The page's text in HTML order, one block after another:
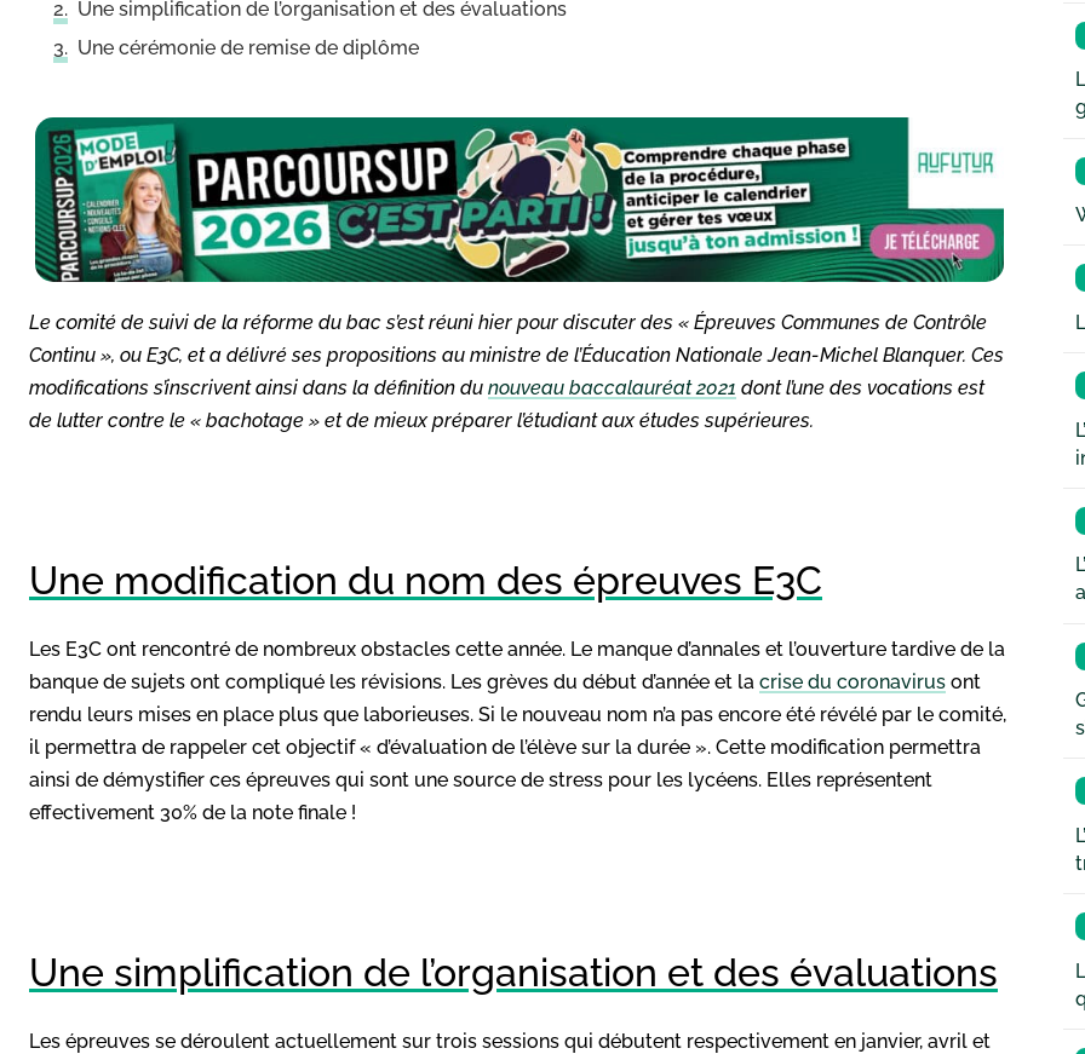
Une simplification de l’organisation et des évaluations
Une cérémonie de remise de diplôme
Le comité de suivi de la réforme du bac s’est réuni hier pour discuter des « Épreuves Communes de Contrôle
Continu », ou E3C, et a délivré ses propositions au ministre de l’Éducation Nationale Jean-Michel Blanquer. Ces
modifications s’inscrivent ainsi dans la définition du nouveau baccalauréat 2021 dont l’une des vocations est
de lutter contre le « bachotage » et de mieux préparer l’étudiant aux études supérieures.
Une modification du nom des épreuves E3C
Les E3C ont rencontré de nombreux obstacles cette année. Le manque d’annales et l’ouverture tardive de la
banque de sujets ont compliqué les révisions. Les grèves du début d’année et la crise du coronavirus ont
rendu leurs mises en place plus que laborieuses. Si le nouveau nom n’a pas encore été révélé par le comité,
il permettra de rappeler cet objectif « d’évaluation de l’élève sur la durée ». Cette modification permettra
ainsi de démystifier ces épreuves qui sont une source de stress pour les lycéens. Elles représentent
effectivement 30% de la note finale !
Une simplification de l’organisation et des évaluations
Les épreuves se déroulent actuellement sur trois sessions qui débutent respectivement en janvier, avril et